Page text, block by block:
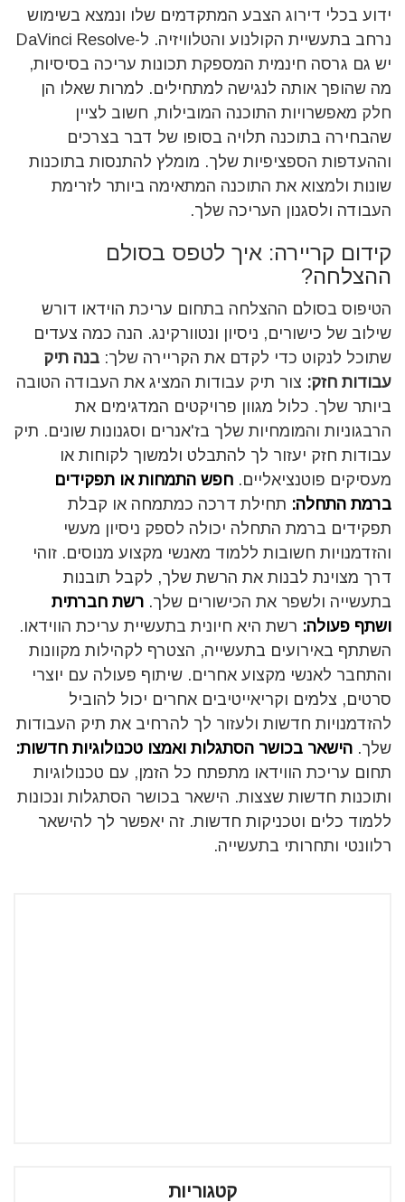
ידוע בכלי דירוג הצבע המתקדמים שלו ונמצא בשימוש
נרחב בתעשיית הקולנוע והטלוויזיה. ל-DaVinci Resolve
יש גם גרסה חינמית המספקת תכונות עריכה בסיסיות,
מה שהופך אותה לנגישה למתחילים. למרות שאלו הן
חלק מאפשרויות התוכנה המובילות, חשוב לציין
שהבחירה בתוכנה תלויה בסופו של דבר בצרכים
וההעדפות הספציפיות שלך. מומלץ להתנסות בתוכנות
שונות ולמצוא את התוכנה המתאימה ביותר לזרימת
העבודה ולסגנון העריכה שלך.
קידום קריירה: איך לטפס בסולם
ההצלחה?
הטיפוס בסולם ההצלחה בתחום עריכת הוידאו דורש
שילוב של כישורים, ניסיון ונטוורקינג. הנה כמה צעדים
שתוכל לנקוט כדי לקדם את הקריירה שלך: בנה תיק
עבודות חזק: צור תיק עבודות המציג את העבודה הטובה
ביותר שלך. כלול מגוון פרויקטים המדגימים את
הרבגוניות והמומחיות שלך בז'אנרים וסגנונות שונים. תיק
עבודות חזק יעזור לך להתבלט ולמשוך לקוחות או
מעסיקים פוטנציאליים. חפש התמחות או תפקידים
ברמת התחלה: תחילת דרכה כמתמחה או קבלת
תפקידים ברמת התחלה יכולה לספק ניסיון מעשי
והזדמנויות חשובות ללמוד מאנשי מקצוע מנוסים. זוהי
דרך מצוינת לבנות את הרשת שלך, לקבל תובנות
בתעשייה ולשפר את הכישורים שלך. רשת חברתית
ושתף פעולה: רשת היא חיונית בתעשיית עריכת הווידאו.
השתתף באירועים בתעשייה, הצטרף לקהילות מקוונות
והתחבר לאנשי מקצוע אחרים. שיתוף פעולה עם יוצרי
סרטים, צלמים וקריאייטיבים אחרים יכול להוביל
להזדמנויות חדשות ולעזור לך להרחיב את תיק העבודות
שלך. הישאר בכושר הסתגלות ואמצו טכנולוגיות חדשות:
תחום עריכת הווידאו מתפתח כל הזמן, עם טכנולוגיות
ותוכנות חדשות שצצות. הישאר בכושר הסתגלות ונכונות
ללמוד כלים וטכניקות חדשות. זה יאפשר לך להישאר
רלוונטי ותחרותי בתעשייה.
קטגוריות